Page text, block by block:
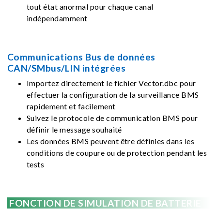
tout état anormal pour chaque canal
indépendamment
Communications Bus de données
CAN/SMbus/LIN intégrées
Importez directement le fichier Vector.dbc pour
effectuer la configuration de la surveillance BMS
rapidement et facilement
Suivez le protocole de communication BMS pour
définir le message souhaité
Les données BMS peuvent être définies dans les
conditions de coupure ou de protection pendant les
tests
FONCTION DE SIMULATION DE BATTERIE